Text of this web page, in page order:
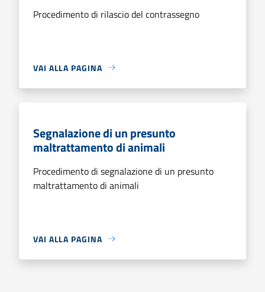
Procedimento di rilascio del contrassegno
VAI ALLA PAGINA
Segnalazione di un presunto
maltrattamento di animali
Procedimento di segnalazione di un presunto
maltrattamento di animali
VAI ALLA PAGINA